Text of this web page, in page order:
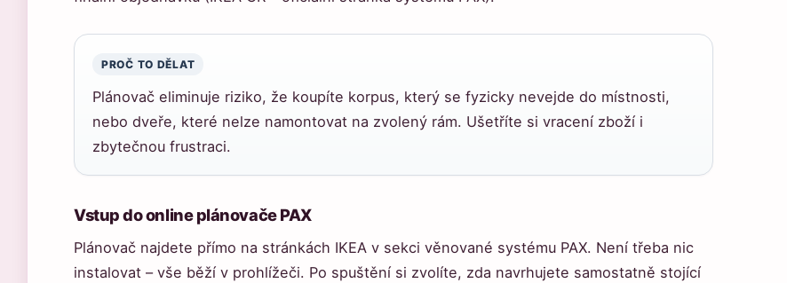
PROČ TO DĚLAT
Plánovač eliminuje riziko, že koupíte korpus, který se fyzicky nevejde do místnosti,
nebo dveře, které nelze namontovat na zvolený rám. Ušetříte si vracení zboží i
zbytečnou frustraci.
Vstup do online plánovače PAX
Plánovač najdete přímo na stránkách IKEA v sekci věnované systému PAX. Není třeba nic
instalovat – vše běží v prohlížeči. Po spuštění si zvolíte, zda navrhujete samostatně stojící